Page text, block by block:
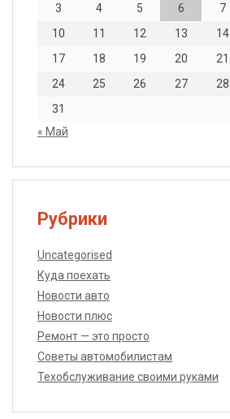
3
4 5 6 7
10
11 12 13 14
17
18 19 20 21
24
25 26 27 28
31
« Май
Рубрики
Uncategorised
Куда поехать
Новости авто
Новости плюс
Ремонт — это просто
Советы автомобилистам
Техобслуживание своими руками